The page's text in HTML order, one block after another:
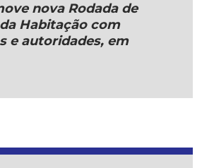
nova Rodada de
Habitação com
e autoridades, em